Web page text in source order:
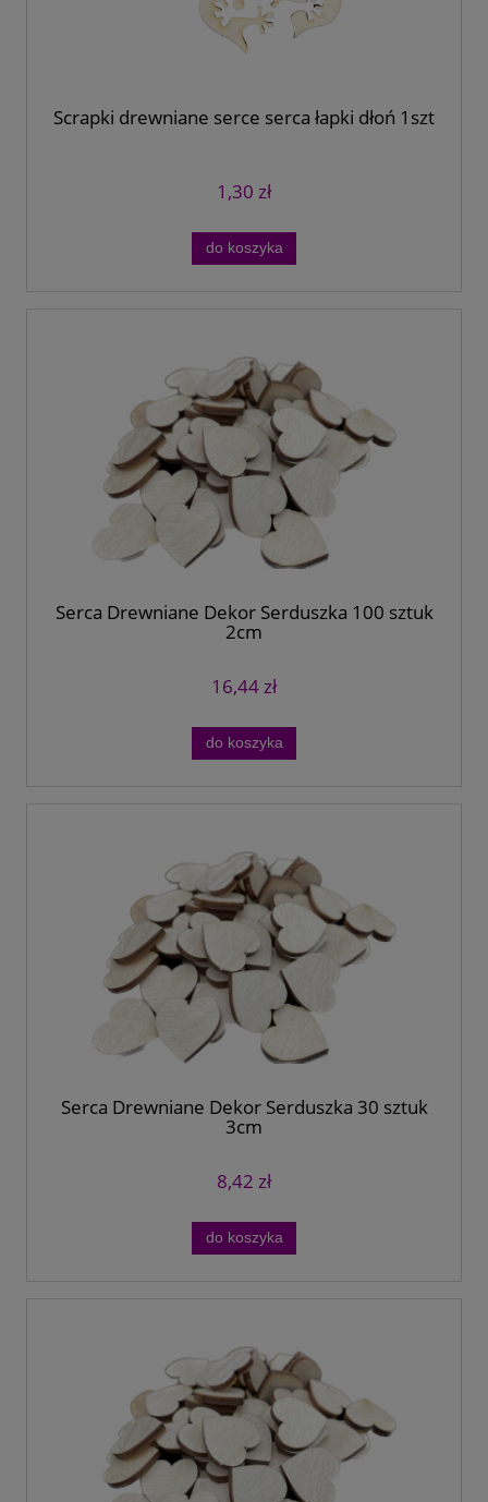
Scrapki drewniane serce serca łapki dłoń 1szt
1,30 zł
do koszyka
Serca Drewniane Dekor Serduszka 100 sztuk
2cm
16,44 zł
do koszyka
Serca Drewniane Dekor Serduszka 30 sztuk
3cm
8,42 zł
do koszyka